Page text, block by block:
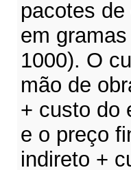
pacotes
em
1000). O
mão de
+ custo do
e o preço
indireto +